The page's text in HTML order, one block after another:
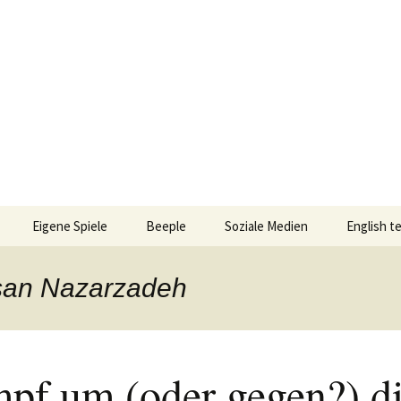
Verlagsliste Brasilien
Eigene Spiele
Pari
Beeple Soziale Medien English
Textos
Nazarzadeh